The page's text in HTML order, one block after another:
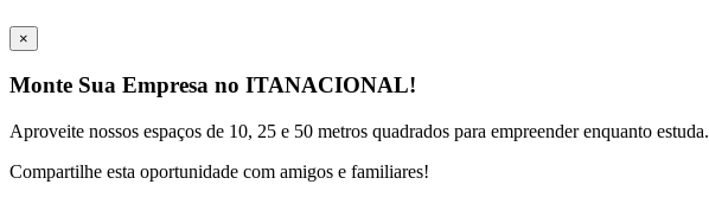
×
Monte Sua Empresa no ITANACIONAL!
Aproveite nossos espaços de 10, 25 e 50 metros quadrados para empreender enquanto estuda.
Compartilhe esta oportunidade com amigos e familiares!